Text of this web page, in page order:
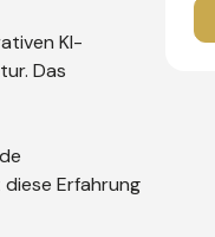
KI-
Das
Erfahrung